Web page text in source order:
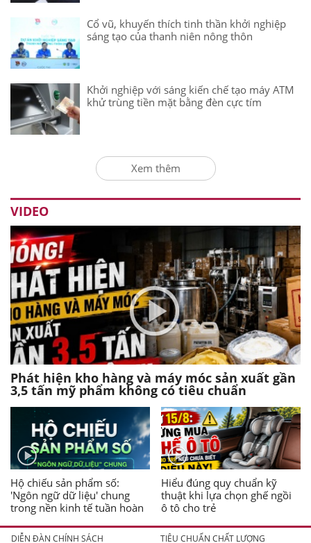
Cổ vũ, khuyến thích tinh thần khởi nghiệp
sáng tạo của thanh niên nông thôn
Khởi nghiệp với sáng kiến chế tạo máy ATM
khử trùng tiền mặt bằng đèn cực tím
Xem thêm
VIDEO
Phát hiện kho hàng và máy móc sản xuất gần
3,5 tấn mỹ phẩm không có tiêu chuẩn
Hộ chiếu sản phẩm số:
'Ngôn ngữ dữ liệu' chung
trong nền kinh tế tuần hoàn
Hiểu đúng quy chuẩn kỹ
thuật khi lựa chọn ghế ngồi
ô tô cho trẻ
DIỄN ĐÀN CHÍNH SÁCH TIÊU CHUẨN CHẤT LƯỢNG